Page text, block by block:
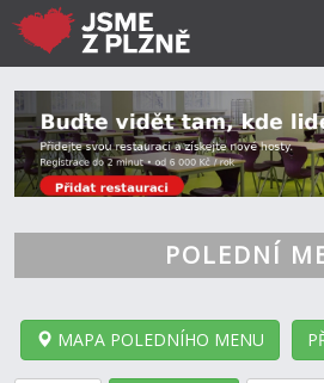
POLEDNÍ
MAPA POLEDNÍHO MENU